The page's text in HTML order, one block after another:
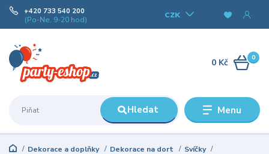
Menu
CZK
Hledat
+420 733 540 200
(Po-Ne, 9-20 hod)
0
0 Kč
Dekorace a doplňky Dekorace na dort
Svíčky